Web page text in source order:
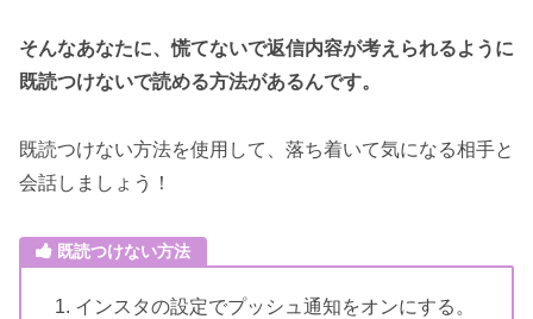
そんなあなたに、慌てないで返信内容が考えられるように
既読つけないで読める方法があるんです。
既読つけない方法を使用して、落ち着いて気になる相手と
会話しましょう！
既読つけない方法
インスタの設定でプッシュ通知をオンにする。